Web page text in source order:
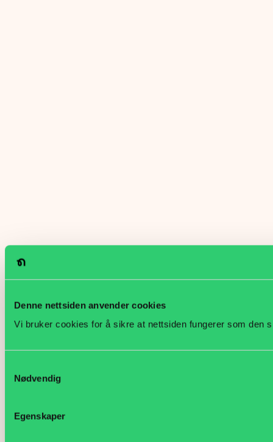
Denne nettsiden anvender cookies
Vi bruker cookies for å sikre at nettsiden fungerer som den
Nødvendig
Egenskaper